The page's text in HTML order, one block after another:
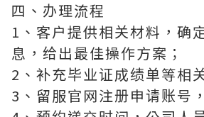
四、办理流程
1、客户提供相关材料，确
息，给出最佳操作方案；
2、补充毕业证成绩单等相
3、留服官网注册申请账号